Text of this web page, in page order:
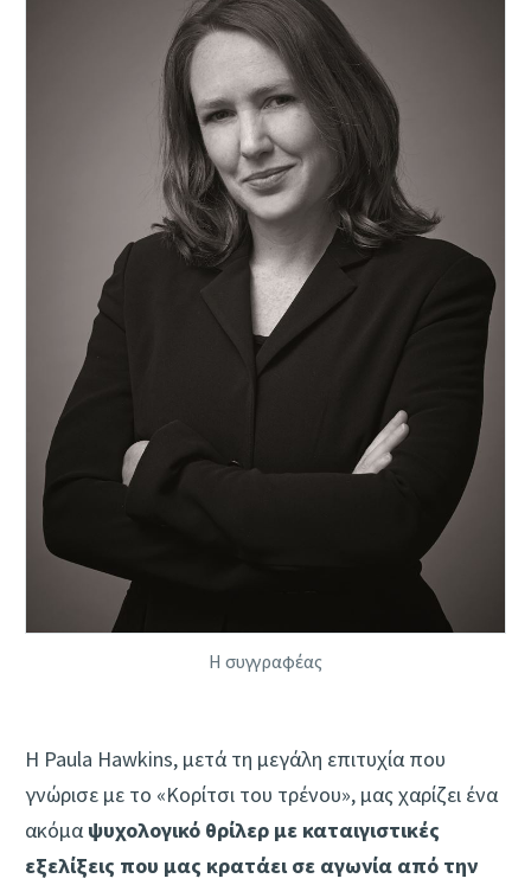
Η συγγραφέας
Η Paula Hawkins, μετά τη μεγάλη επιτυχία που
γνώρισε με το «Κορίτσι του τρένου», μας χαρίζει ένα
ακόμαψυχολογικό θρίλερ με καταιγιστικές
εξελίξεις που μας κρατάει σε αγωνία από την